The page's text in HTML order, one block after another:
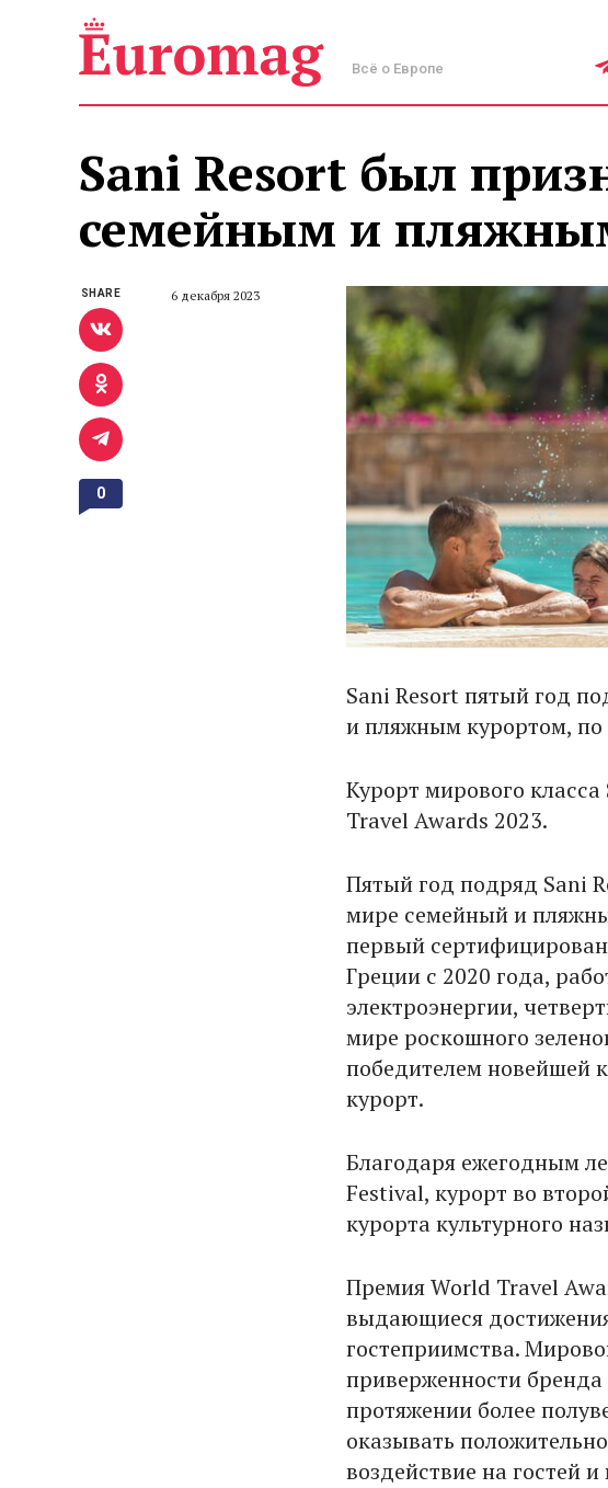
Всё о Европе
Sani Resort был
семейным и
6 декабря 2023
Sani Resort пятый год
и пляжным курортом,
Курорт мирового
Travel Awards 2023.
Пятый год подряд Sani
мире семейный и
первый
Греции с 2020 года,
электроэнергии,
мире роскошного
победителем новейшей
курорт.
Благодаря ежегодным
Festival, курорт во
курорта культурного
Премия World Travel
выдающиеся
гостеприимства.
приверженности
протяжении более
оказывать
воздействие на гостей
SHARE
0